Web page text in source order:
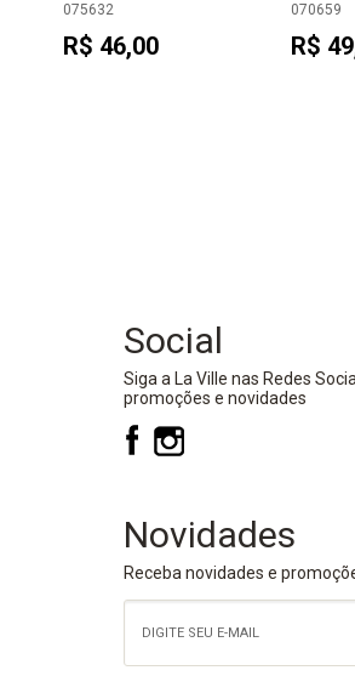
075632
R$ 46,00
070659
R$
Social
Siga a La Ville nas Redes
promoções e novidades
Novidades
Receba novidades e